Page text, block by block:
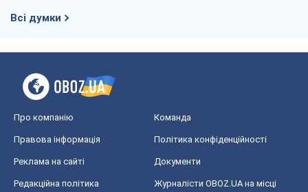
Всі думки
Про компанію Команда
Правова інформація Політика конфіденційності
Реклама на сайті Документи
Редакційна політика
Журналісти OBOZ.UA на місці